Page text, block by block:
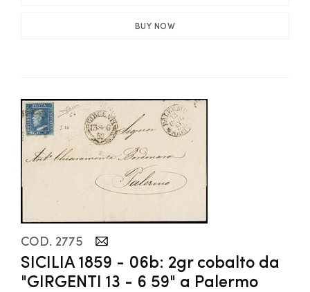
BUY NOW
COD. 2775
SICILIA 1859 - 06b: 2gr cobalto da
"GIRGENTI 13 - 6 59" a Palermo